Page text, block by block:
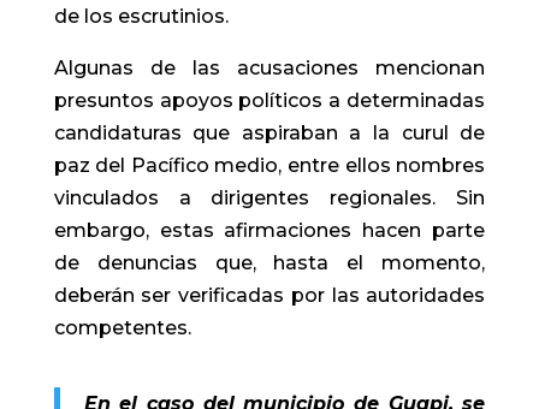
de los escrutinios.
Algunas de las acusaciones mencionan
presuntos apoyos políticos a determinadas
candidaturas que aspiraban a la curul de
paz del Pacífico medio, entre ellos nombres
vinculados a dirigentes regionales. Sin
embargo, estas afirmaciones hacen parte
de denuncias que, hasta el momento,
deberán ser verificadas por las autoridades
competentes.
En el caso del municipio de Guapi, se